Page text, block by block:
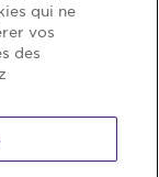
qui ne
vos
des